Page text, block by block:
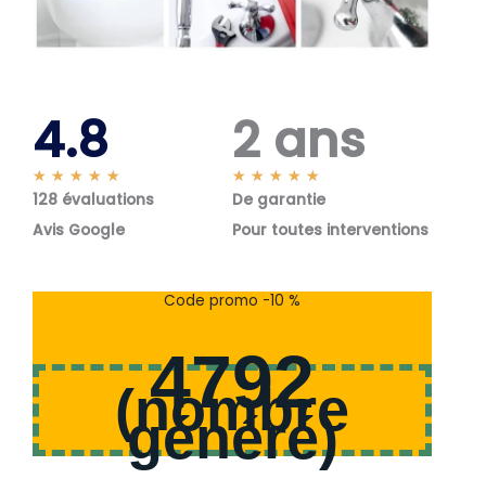
4.8
★ ★ ★ ★ ★
o
s
128 évaluations
Avis Google
2 ans
★ ★ ★ ★ ★
o
s
De garantie
Pour toutes interventions
Code promo -10 %
4792
(nombre
généré)